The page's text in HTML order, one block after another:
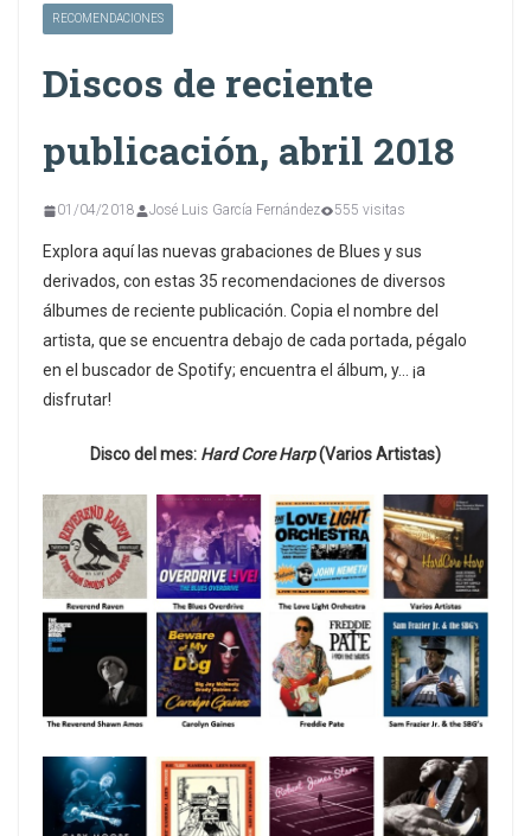
RECOMENDACIONES
Discos de reciente
publicación, abril 2018
01/04/2018 José Luis García Fernández 555 visitas
Explora aquí las nuevas grabaciones de Blues y sus
derivados, con estas 35 recomendaciones de diversos
álbumes de reciente publicación. Copia el nombre del
artista, que se encuentra debajo de cada portada, pégalo
en el buscador de Spotify; encuentra el álbum, y… ¡a
disfrutar!
Disco del mes: Hard Core Harp(Varios Artistas)